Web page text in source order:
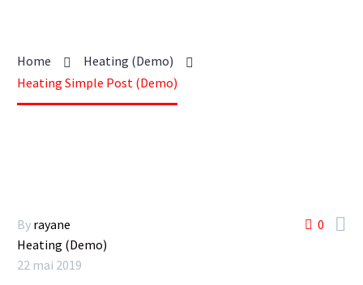
Home
Heating (Demo)
Heating Simple Post (Demo)
0 
By rayane
Heating (Demo)
22 mai 2019